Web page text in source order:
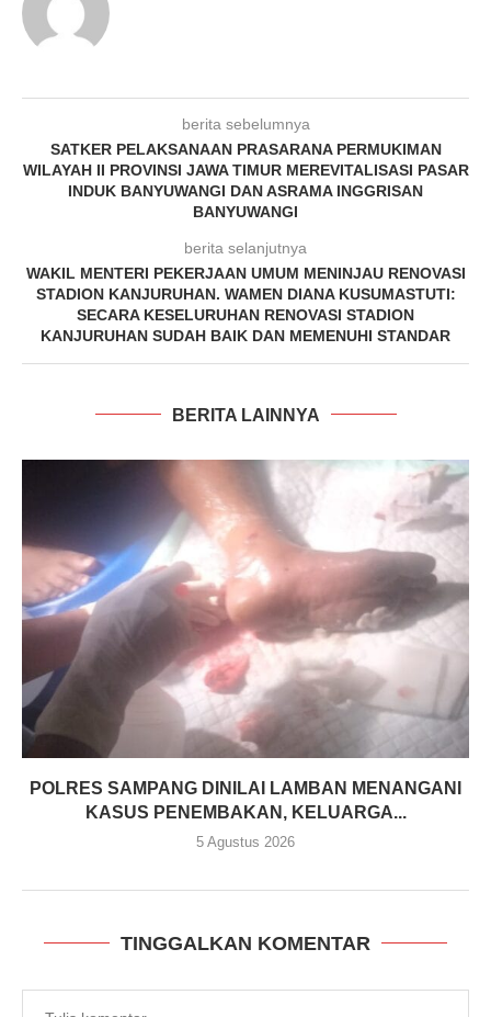
berita sebelumnya
SATKER PELAKSANAAN PRASARANA PERMUKIMAN
WILAYAH II PROVINSI JAWA TIMUR MEREVITALISASI PASAR
INDUK BANYUWANGI DAN ASRAMA INGGRISAN
BANYUWANGI
berita selanjutnya
WAKIL MENTERI PEKERJAAN UMUM MENINJAU RENOVASI
STADION KANJURUHAN. WAMEN DIANA KUSUMASTUTI:
SECARA KESELURUHAN RENOVASI STADION
KANJURUHAN SUDAH BAIK DAN MEMENUHI STANDAR
BERITA LAINNYA
POLRES SAMPANG DINILAI LAMBAN MENANGANI
KASUS PENEMBAKAN, KELUARGA...
5 Agustus 2026
TINGGALKAN KOMENTAR